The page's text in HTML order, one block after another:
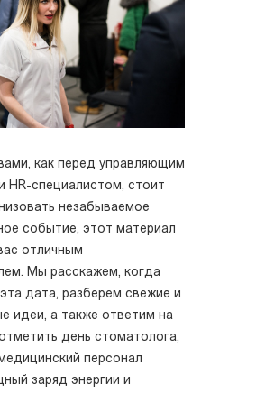
как перед управляющим
HR-специалистом, стоит
незабываемое
событие, этот материал
отличным
Мы расскажем, когда
дата, разберем свежие и
идеи, а также ответим на
день стоматолога,
персонал
заряд энергии и